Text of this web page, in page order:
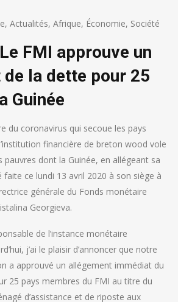
, Actualités, Afrique, Économie, Société
FMI approuve un
la dette pour 25
Guinée
du coronavirus qui secoue les pays
financière de breton wood vole
pauvres dont la Guinée, en allégeant sa
faite ce lundi 13 avril 2020 à son siège à
générale du Fonds monétaire
Georgieva.
de l’instance monétaire
j’ai le plaisir d’annoncer que notre
a approuvé un allégement immédiat du
25 pays membres du FMI au titre du
d’assistance et de riposte aux